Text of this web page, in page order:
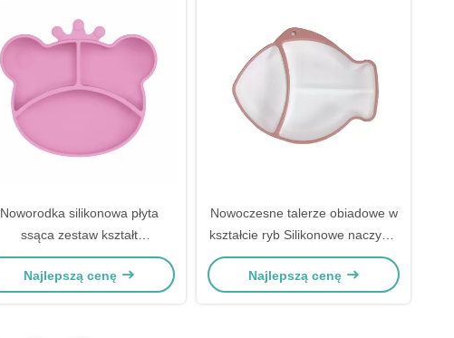
Noworodka silikonowa płyta
ssąca zestaw kształt
niedźwiedzia zestaw do
karmienia dziecka z łyżeczką
Najlepszą cenę
Nowoczesne talerze obiadowe w
kształcie ryb Silikonowe naczynia
do karmienia niemowląt
Dostosowane
Najlepszą cenę